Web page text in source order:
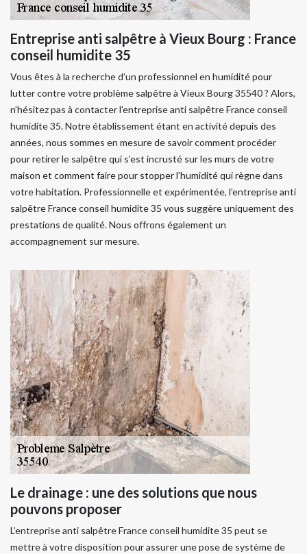
Entreprise anti salpêtre à Vieux Bourg : France
conseil humidite 35
Vous êtes à la recherche d’un professionnel en humidité pour
lutter contre votre problème salpêtre à Vieux Bourg 35540 ? Alors,
n’hésitez pas à contacter l’entreprise anti salpêtre France conseil
humidite 35. Notre établissement étant en activité depuis des
années, nous sommes en mesure de savoir comment procéder
pour retirer le salpêtre qui s’est incrusté sur les murs de votre
maison et comment faire pour stopper l’humidité qui règne dans
votre habitation. Professionnelle et expérimentée, l’entreprise anti
salpêtre France conseil humidite 35 vous suggère uniquement des
prestations de qualité. Nous offrons également un
accompagnement sur mesure.
Le drainage : une des solutions que nous
pouvons proposer
L’entreprise anti salpêtre France conseil humidite 35 peut se
mettre à votre disposition pour assurer une pose de système de